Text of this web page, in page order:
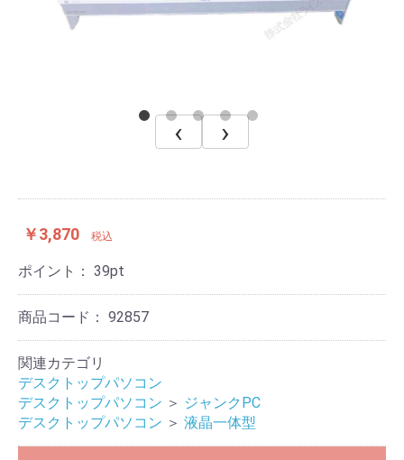
‹ ›
￥3,870 税込
ポイント： 39pt
商品コード： 92857
関連カテゴリ
デスクトップパソコン
デスクトップパソコン ＞ ジャンクPC
デスクトップパソコン ＞ 液晶一体型